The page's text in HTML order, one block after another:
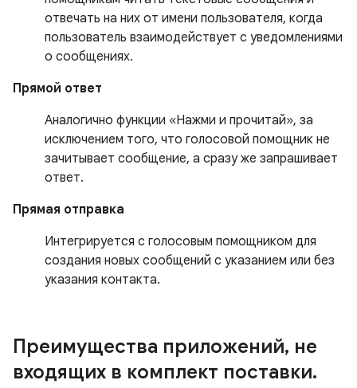
отвечать на них от имени пользователя, когда
пользователь взаимодействует с уведомлениями
о сообщениях.
Прямой ответ
Аналогично функции «Нажми и прочитай», за
исключением того, что голосовой помощник не
зачитывает сообщение, а сразу же запрашивает
ответ.
Прямая отправка
Интегрируется с голосовым помощником для
создания новых сообщений с указанием или без
указания контакта.
Преимущества приложений, не
входящих в комплект поставки.